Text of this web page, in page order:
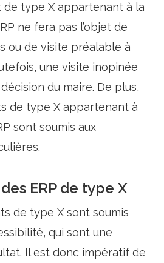
type X appartenant à la
ne fera pas l’objet de
ou de visite préalable à
une visite inopinée
du maire. De plus,
de type X appartenant à
sont soumis aux
ERP de type X
de type X sont soumis
qui sont une
Il est donc impératif de